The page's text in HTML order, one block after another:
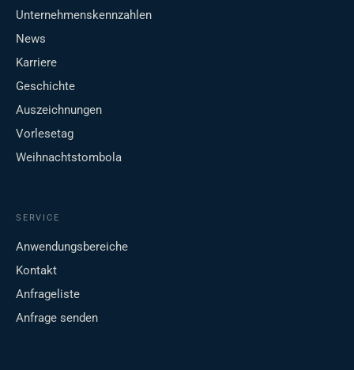
Unternehmenskennzahlen
News
Karriere
Geschichte
Auszeichnungen
Vorlesetag
Weihnachtstombola
SERVICE
Anwendungsbereiche
Kontakt
Anfrageliste
Anfrage senden